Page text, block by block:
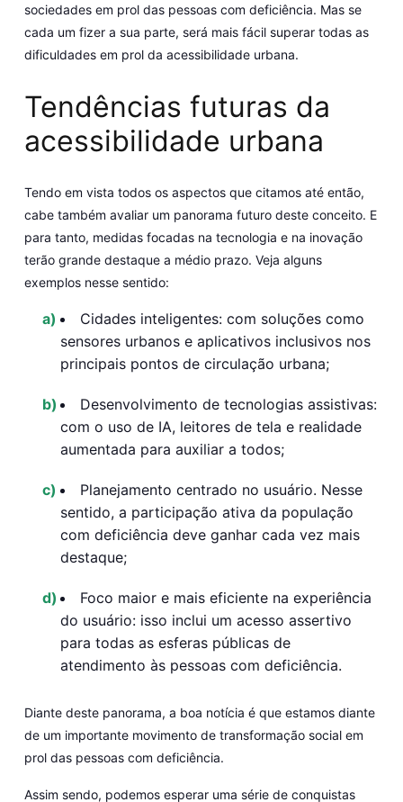
sociedades em prol das pessoas com deficiência. Mas se
cada um fizer a sua parte, será mais fácil superar todas as
dificuldades em prol da acessibilidade urbana.
Tendências futuras da
acessibilidade urbana
Tendo em vista todos os aspectos que citamos até então,
cabe também avaliar um panorama futuro deste conceito. E
para tanto, medidas focadas na tecnologia e na inovação
terão grande destaque a médio prazo. Veja alguns
exemplos nesse sentido:
Cidades inteligentes:com soluções como
sensores urbanos e aplicativos inclusivos nos
principais pontos de circulação urbana;
Desenvolvimento de tecnologias assistivas:
com o uso de IA, leitores de tela e realidade
aumentada para auxiliar a todos;
Planejamento centrado no usuário. Nesse
sentido, a participação ativa da população
com deficiência deve ganhar cada vez mais
destaque;
Foco maior e mais eficiente na experiência
do usuário:isso inclui um acesso assertivo
para todas as esferas públicas de
atendimento às pessoas com deficiência.
Diante deste panorama, a boa notícia é que estamos diante
de um importante movimento de transformação social em
prol das pessoas com deficiência.
Assim sendo, podemos esperar uma série de conquistas